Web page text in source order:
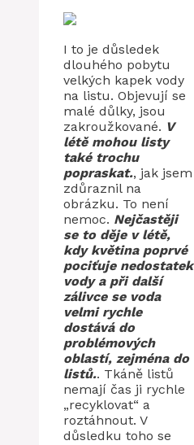
I to je důsledek
dlouhého pobytu
velkých kapek vody
na listu. Objevují se
malé důlky, jsou
zakroužkované. V
létě mohou listy
také trochu
popraskat., jak jsem
zdůraznil na
obrázku. To není
nemoc. Nejčastěji
se to děje v létě,
kdy květina poprvé
pociťuje nedostatek
vody a při další
zálivce se voda
velmi rychle
dostává do
problémových
oblastí, zejména do
listů.. Tkáně listů
nemají čas ji rychle
„recyklovat“ a
roztáhnout. V
důsledku toho se